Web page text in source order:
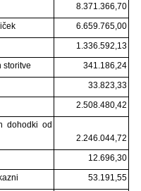
8.371.366,70
6.659.765,00
1.336.592,13
storitve
341.186,24
33.823,33
2.508.480,42
dohodki od
2.246.044,72
12.696,30
53.191,55